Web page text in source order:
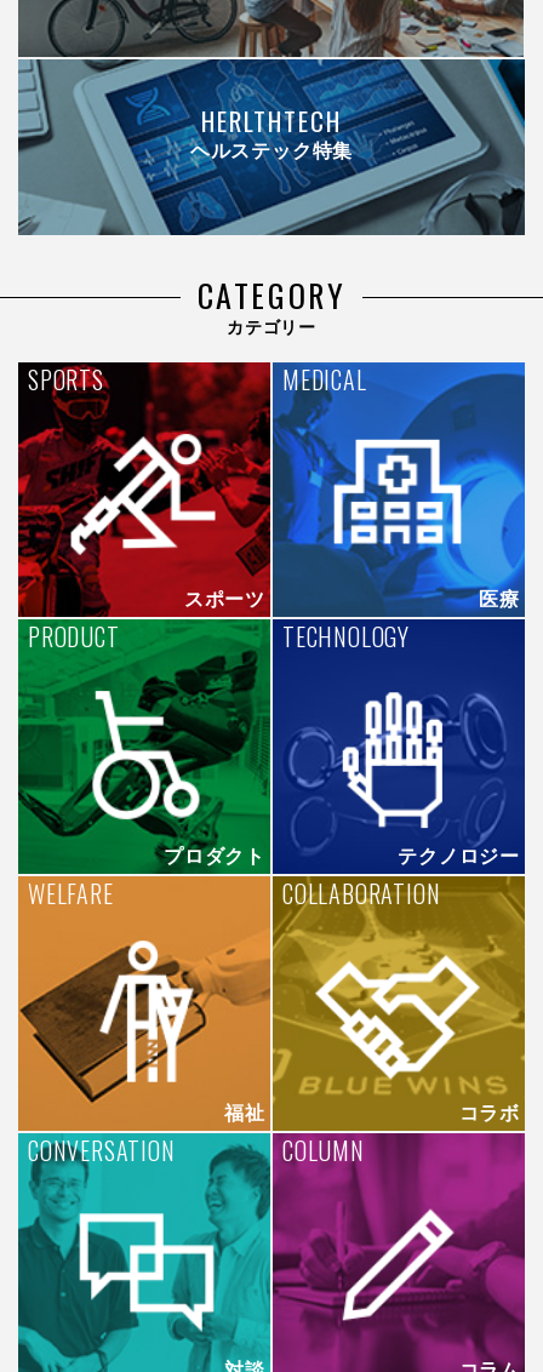
HERLTHTECH
ヘルステック特集
CATEGORY
カテゴリー
スポーツ
SPORTS
医療
MEDICAL
プロダクト
PRODUCT
テクノロジー
TECHNOLOGY
福祉
WELFARE
コラボ
COLLABORATION
CONVERSATION COLUMN